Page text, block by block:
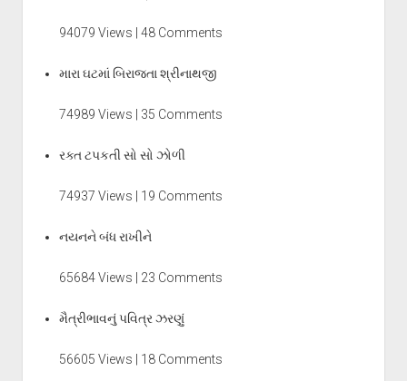
94079 Views | 48 Comments
મારા ઘટમાં બિરાજતા શ્રીનાથજી
74989 Views | 35 Comments
રક્ત ટપકતી સો સો ઝોળી
74937 Views | 19 Comments
નયનને બંધ રાખીને
65684 Views | 23 Comments
મૈત્રીભાવનું પવિત્ર ઝરણું
56605 Views | 18 Comments